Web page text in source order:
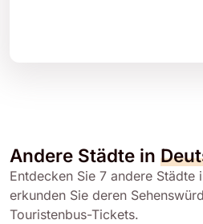
Andere Städte in
Entdecken Sie 7 andere Städte
erkunden Sie deren
Touristenbus-Tickets.